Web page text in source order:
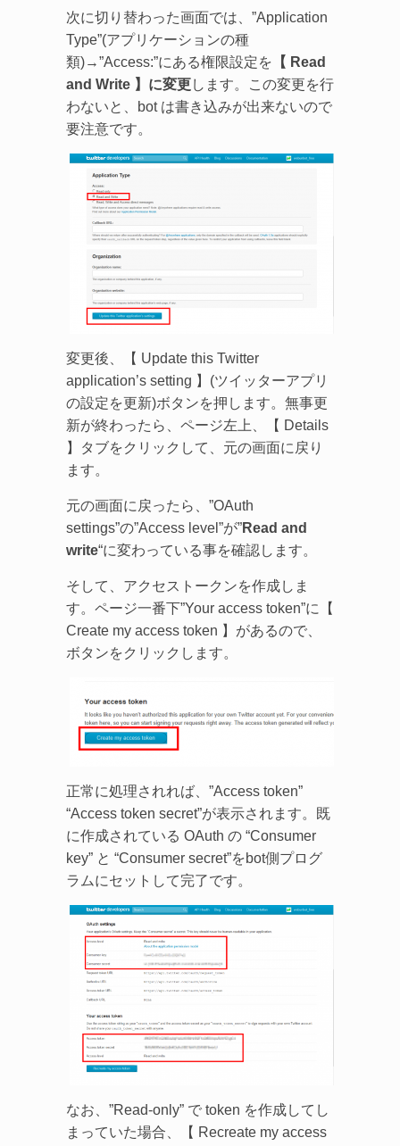
次に切り替わった画面では、”Application
Type”(アプリケーションの種
類)→”Access:”にある権限設定を 【 Read
and Write 】に変更します。この変更を行
わないと、bot は書き込みが出来ないので
要注意です。
変更後、【 Update this Twitter
application’s setting 】(ツイッターアプリ
の設定を更新)ボタンを押します。無事更
新が終わったら、ページ左上、【 Details
】タブをクリックして、元の画面に戻り
ます。
元の画面に戻ったら、”OAuth
settings”の”Access level”が”Read and
write“に変わっている事を確認します。
そして、アクセストークンを作成しま
す。ページ一番下”Your access token”に【
Create my access token 】があるので、
ボタンをクリックします。
正常に処理されれば、”Access token”
“Access token secret”が表示されます。既
に作成されている OAuth の “Consumer
key” と “Consumer secret”をbot側プログ
ラムにセットして完了です。
なお、”Read-only” で token を作成してし
まっていた場合、【 Recreate my access